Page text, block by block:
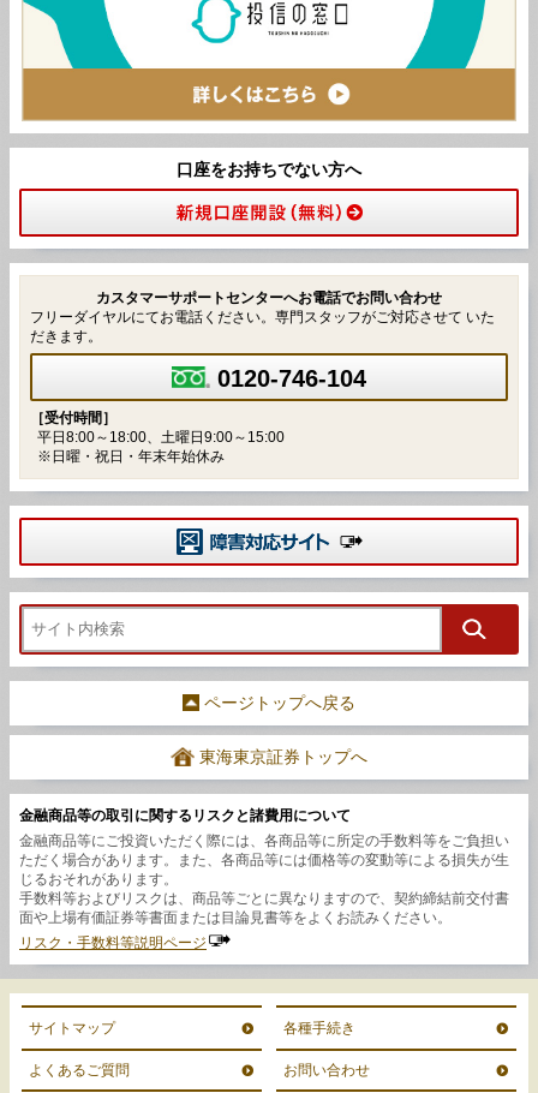
口座をお持ちでない方へ
カスタマーサポートセンターへお電話でお問い合わせ
フリーダイヤルにてお電話ください。専門スタッフがご対応させて いた
だきます。
0120-746-104
［受付時間］
平日8:00～18:00、土曜日9:00～15:00
※日曜・祝日・年末年始休み
ページトップへ戻る
東海東京証券トップへ
金融商品等の取引に関するリスクと諸費用について
金融商品等にご投資いただく際には、各商品等に所定の手数料等をご負担い
ただく場合があります。また、各商品等には価格等の変動等による損失が生
じるおそれがあります。
手数料等およびリスクは、商品等ごとに異なりますので、契約締結前交付書
面や上場有価証券等書面または目論見書等をよくお読みください。
リスク・手数料等説明ページ
サイトマップ 各種手続き
よくあるご質問 お問い合わせ